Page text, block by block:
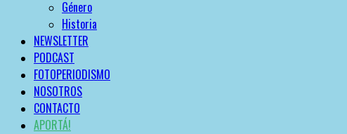
Género
Historia
NEWSLETTER
PODCAST
FOTOPERIODISMO
NOSOTROS
CONTACTO
APORTÁ!